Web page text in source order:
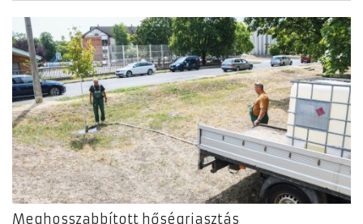
Meghosszabbított hőségriasztás